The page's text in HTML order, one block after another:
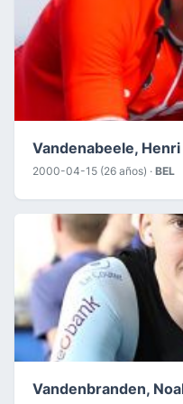
Vandenabeele, Henri
2000-04-15 (26 años) · BEL
Vandenbranden,